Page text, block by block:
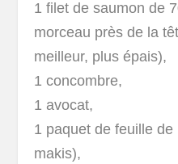
1 filet de saumon de
morceau près de la
meilleur, plus épais),
1 concombre,
1 avocat,
1 paquet de feuille
makis),